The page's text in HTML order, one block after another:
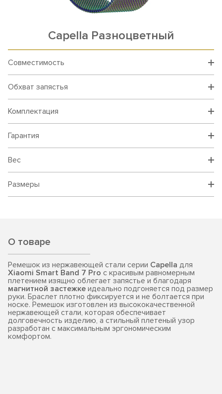
Capella Разноцветный
Совместимость
Обхват запястья
Комплектация
Гарантия
Вес
Размеры
О товаре
Ремешок из нержавеющей стали серии Capella для
Xiaomi Smart Band 7 Pro с красивым равномерным
плетением изящно облегает запястье и благодаря
магнитной застежке идеально подгоняется под размер
руки. Браслет плотно фиксируется и не болтается при
носке. Ремешок изготовлен из высококачественной
нержавеющей стали, которая обеспечивает
долговечность изделию, а стильный плетеный узор
разработан с максимальным эргономическим
комфортом.